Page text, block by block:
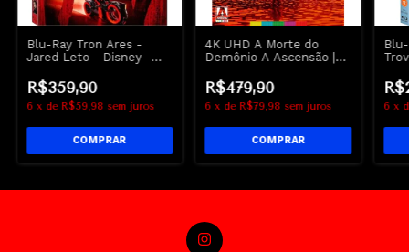
Blu-Ray Tron Ares -
Jared Leto - Disney -
R$359,90
6 x de R$59,98 sem juros
4K UHD A Morte do
Demônio A Ascensão |
R$479,90
6 x de R$79,98 sem juros 6 x